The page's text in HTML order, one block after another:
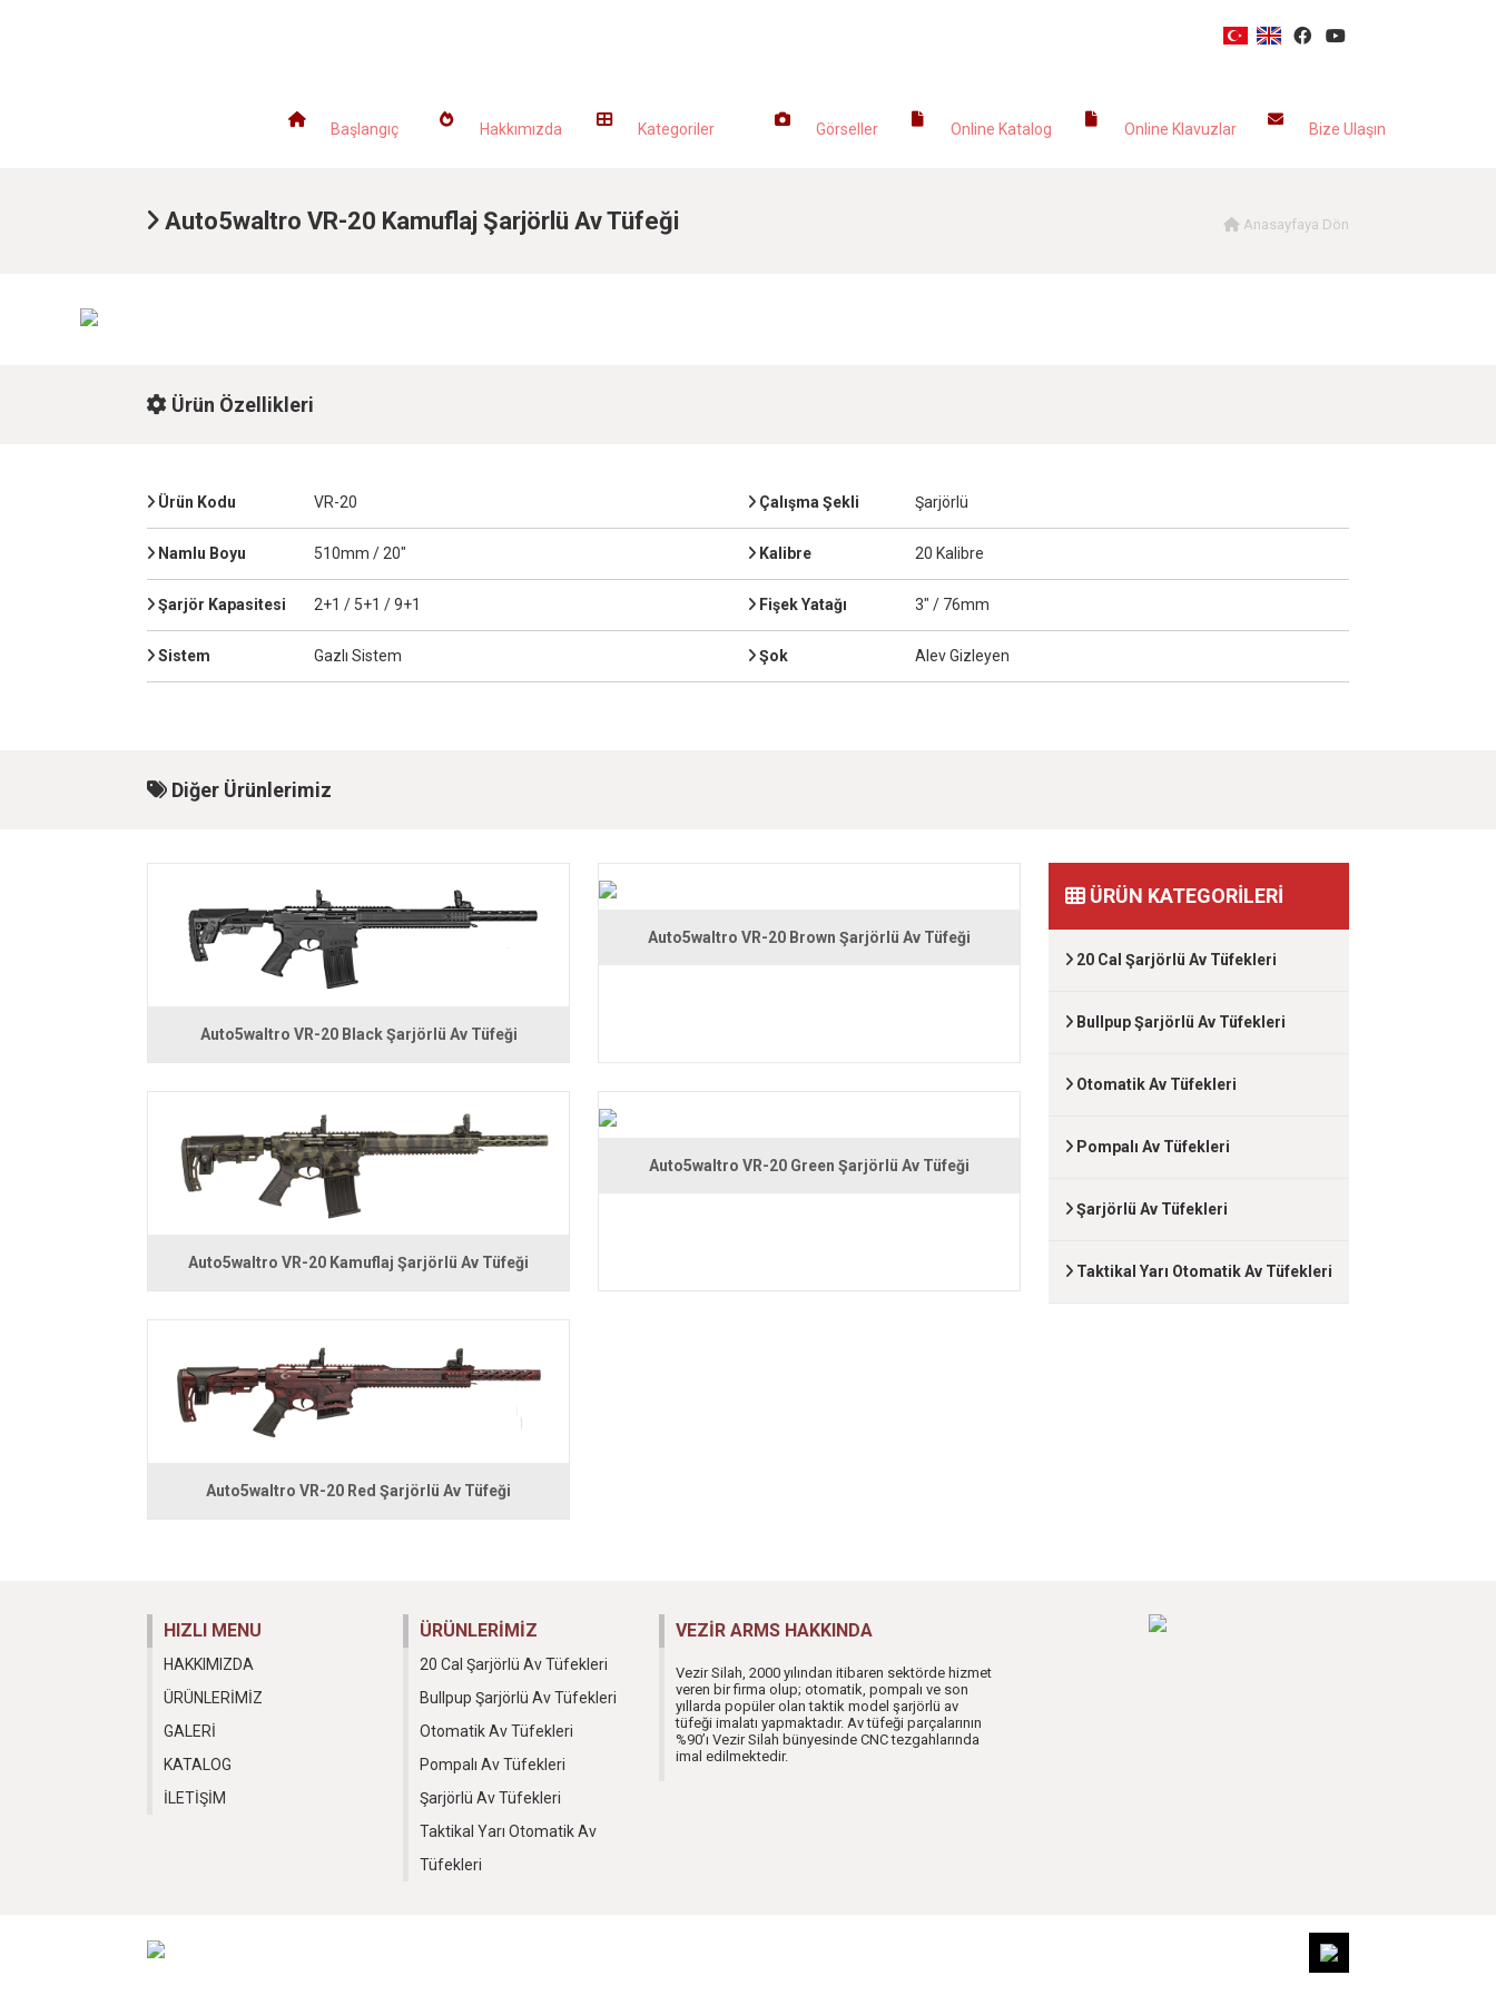
Başlangıç
Hakkımızda
Kategoriler
Görseller
Online Katalog
Online Klavuzlar
Bize Ulaşın
Auto5waltro VR-20 Kamuflaj Şarjörlü Av Tüfeği Anasayfaya Dön
Ürün Özellikleri
Ürün Kodu VR-20 Çalışma Şekli Şarjörlü
Namlu Boyu 510mm / 20" Kalibre 20 Kalibre
Şarjör Kapasitesi 2+1 / 5+1 / 9+1 Fişek Yatağı 3" / 76mm
Sistem Gazlı Sistem Şok Alev Gizleyen
Diğer Ürünlerimiz
Auto5waltro VR-20 Black Şarjörlü Av Tüfeği
Auto5waltro VR-20 Brown Şarjörlü Av Tüfeği
Auto5waltro VR-20 Kamuflaj Şarjörlü Av Tüfeği
Auto5waltro VR-20 Green Şarjörlü Av Tüfeği
Auto5waltro VR-20 Red Şarjörlü Av Tüfeği
ÜRÜN KATEGORİLERİ
20 Cal Şarjörlü Av Tüfekleri
Bullpup Şarjörlü Av Tüfekleri
Otomatik Av Tüfekleri
Pompalı Av Tüfekleri
Şarjörlü Av Tüfekleri
Taktikal Yarı Otomatik Av Tüfekleri
HIZLI MENU
HAKKIMIZDA
ÜRÜNLERİMİZ
GALERİ
KATALOG
İLETİŞİM
ÜRÜNLERİMİZ
20 Cal Şarjörlü Av Tüfekleri
Bullpup Şarjörlü Av Tüfekleri
Otomatik Av Tüfekleri
Pompalı Av Tüfekleri
Şarjörlü Av Tüfekleri
Taktikal Yarı Otomatik Av
Tüfekleri
VEZİR ARMS HAKKINDA
Vezir Silah, 2000 yılından itibaren sektörde hizmet
veren bir firma olup; otomatik, pompalı ve son
yıllarda popüler olan taktik model şarjörlü av
tüfeği imalatı yapmaktadır. Av tüfeği parçalarının
%90’ı Vezir Silah bünyesinde CNC tezgahlarında
imal edilmektedir.